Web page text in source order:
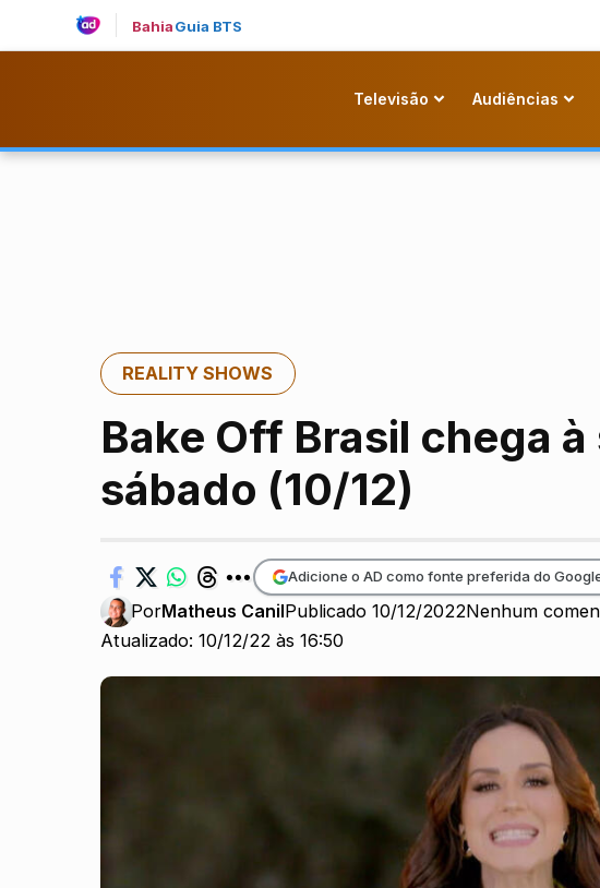
BahiaGuia BTS
Televisão Audiências
REALITY SHOWS
Bake Off Brasil chega
sábado (10/12)
Atualizado: 10/12/22 às 16:50
PorMatheus CanilPublicado 10/12/2022Nenhum
Adicione o AD como fonte preferida do